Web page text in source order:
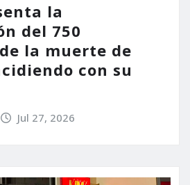
la
del 750
la muerte de
con su
Jul 27, 2026